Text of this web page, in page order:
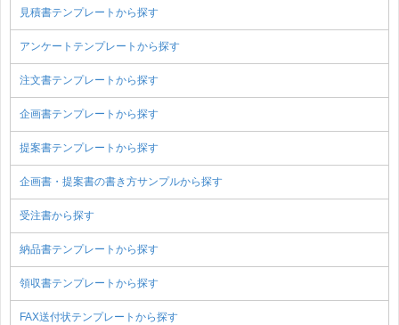
見積書テンプレートから探す
アンケートテンプレートから探す
注文書テンプレートから探す
企画書テンプレートから探す
提案書テンプレートから探す
企画書・提案書の書き方サンプルから探す
受注書から探す
納品書テンプレートから探す
領収書テンプレートから探す
FAX送付状テンプレートから探す